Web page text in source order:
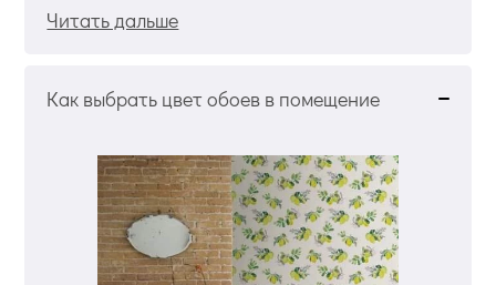
Читать дальше
Как выбрать цвет обоев в помещение